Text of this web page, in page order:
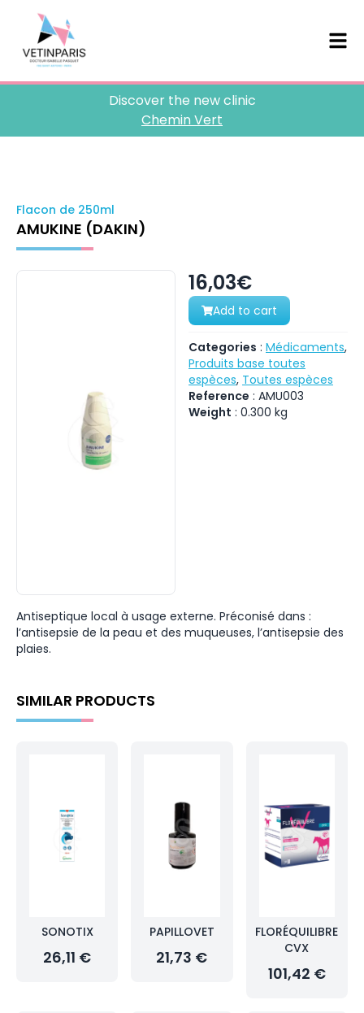
Discover the new clinic
Chemin Vert
Flacon de 250ml
AMUKINE (DAKIN)
16,03€
Add to cart
Categories : Médicaments,
Produits base toutes
espèces, Toutes espèces
Reference : AMU003
Weight : 0.300 kg
Antiseptique local à usage externe. Préconisé dans :
l’antisepsie de la peau et des muqueuses, l’antisepsie des
plaies.
SIMILAR PRODUCTS
SONOTIX
26,11 €
PAPILLOVET
21,73 €
FLORÉQUILIBRE
CVX
101,42 €